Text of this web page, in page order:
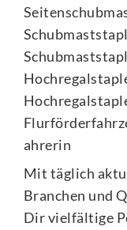
ahrerin
Mit täglich
Branchen und
Dir vielfältige